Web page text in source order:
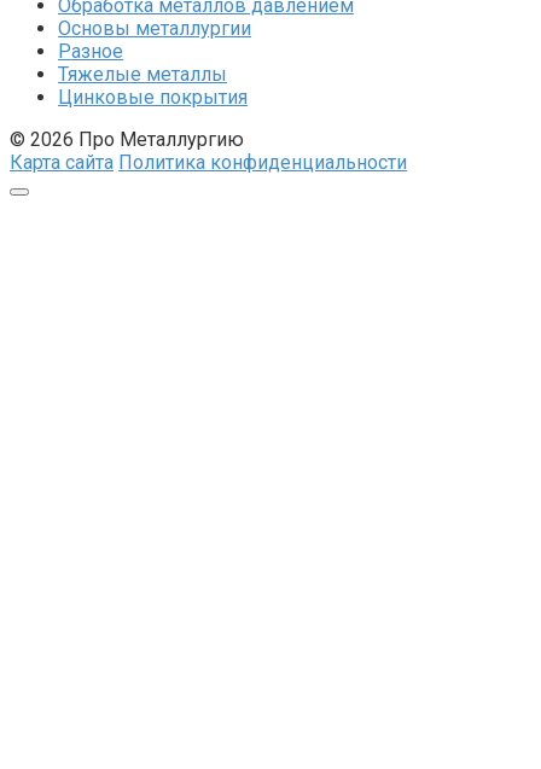
Обработка металлов давлением
Основы металлургии
Разное
Тяжелые металлы
Цинковые покрытия
© 2026 Про Металлургию
Карта сайта Политика конфиденциальности